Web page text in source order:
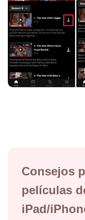
Consejos
películas
iPad/